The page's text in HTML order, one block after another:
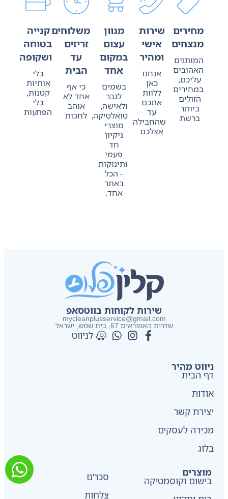
מחירים
מנצחים
המותגים
האהובים
עליכם,
במחירים
הזולים
ביותר
ברשת
שירות
אישי
ומהיר
אנחנו
כאן
ללוות
אתכם
עד
שהחבילה
אצלכם
מגוון
עצום
במקום
אחד
בשמים
לגבר
ולאישה,
טואלטיקה,
מוצרי
ניקיון
חד
פעמי
ותינוקות
- הכל
באתר
אחד.
משלוחים
זריזים
עד
הבית
כי אף
אחד לא
אוהב
לחכות
קנייה
בטוחה
ושקופה
בלי
אותיות
קטנות,
בלי
הפתעות
שירות לקוחות בווטסאפ
mycleanplusservice@gmail.com
שדרות האמוראים 67, בית שמש​, ישראל
לניווט
ניווט מהיר
דף הבית
אודות
יצירת קשר
מכירה לעסקים
בלוג
מוצרים
בישום וקוסמטיקה
סכו"ם
צלחות